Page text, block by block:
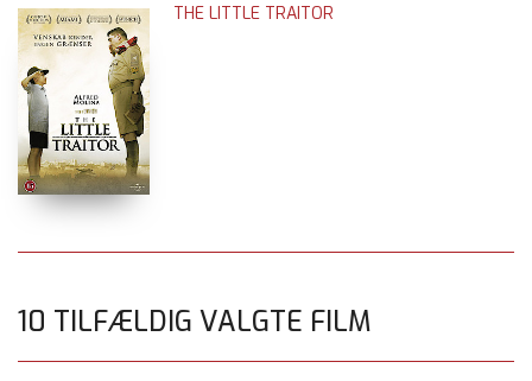
THE LITTLE TRAITOR
10 TILFÆLDIG VALGTE FILM